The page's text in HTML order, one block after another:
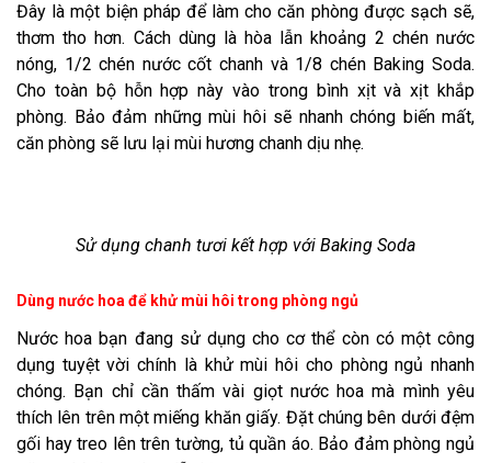
Đây là một biện pháp để làm cho căn phòng được sạch sẽ,
thơm tho hơn. Cách dùng là hòa lẫn khoảng 2 chén nước
nóng, 1/2 chén nước cốt chanh và 1/8 chén Baking Soda.
Cho toàn bộ hỗn hợp này vào trong bình xịt và xịt khắp
phòng. Bảo đảm những mùi hôi sẽ nhanh chóng biến mất,
căn phòng sẽ lưu lại mùi hương chanh dịu nhẹ.
Sử dụng chanh tươi kết hợp với Baking Soda
Dùng nước hoa để khử mùi hôi trong phòng ngủ
Nước hoa bạn đang sử dụng cho cơ thể còn có một công
dụng tuyệt vời chính là khử mùi hôi cho phòng ngủ nhanh
chóng. Bạn chỉ cần thấm vài giọt nước hoa mà mình yêu
thích lên trên một miếng khăn giấy. Đặt chúng bên dưới đệm
gối hay treo lên trên tường, tủ quần áo. Bảo đảm phòng ngủ